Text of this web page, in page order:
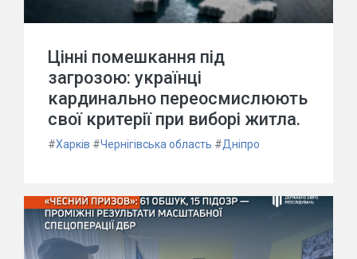
Цінні помешкання під
загрозою: українці
кардинально переосмислюють
свої критерії при виборі житла.
#Харків #Чернігівська область #Дніпро